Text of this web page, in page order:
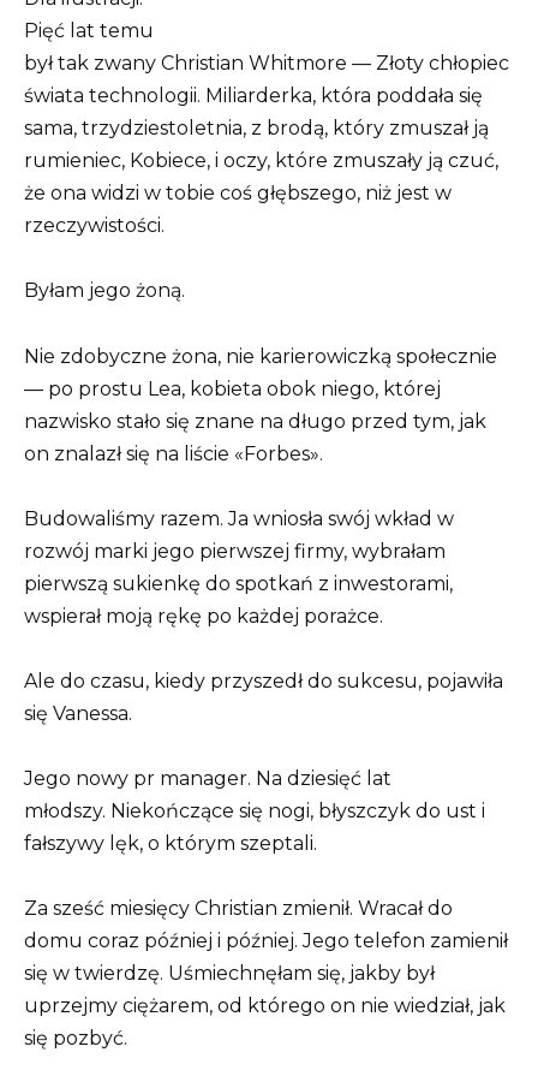
Pięć lat temu
był tak zwany Christian Whitmore — Złoty chłopiec
świata technologii. Miliarderka, która poddała się
sama, trzydziestoletnia, z brodą, który zmuszał ją
rumieniec, Kobiece, i oczy, które zmuszały ją czuć,
że ona widzi w tobie coś głębszego, niż jest w
rzeczywistości.
Byłam jego żoną.
Nie zdobyczne żona, nie karierowiczką społecznie
— po prostu Lea, kobieta obok niego, której
nazwisko stało się znane na długo przed tym, jak
on znalazł się na liście «Forbes».
Budowaliśmy razem. Ja wniosła swój wkład w
rozwój marki jego pierwszej firmy, wybrałam
pierwszą sukienkę do spotkań z inwestorami,
wspierał moją rękę po każdej porażce.
Ale do czasu, kiedy przyszedł do sukcesu, pojawiła
się Vanessa.
Jego nowy pr manager. Na dziesięć lat
młodszy. Niekończące się nogi, błyszczyk do ust i
fałszywy lęk, o którym szeptali.
Za sześć miesięcy Christian zmienił. Wracał do
domu coraz później i później. Jego telefon zamienił
się w twierdzę. Uśmiechnęłam się, jakby był
uprzejmy ciężarem, od którego on nie wiedział, jak
się pozbyć.